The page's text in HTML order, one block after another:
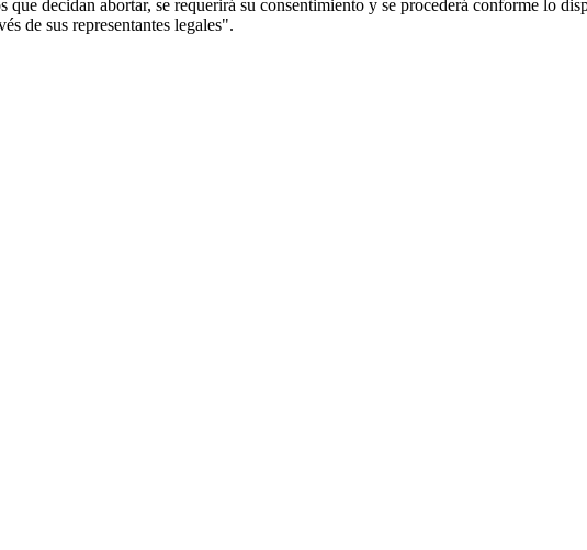
que decidan abortar, se requerirá su consentimiento y se procederá conforme lo
de sus representantes legales".